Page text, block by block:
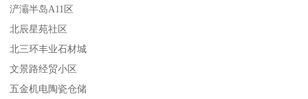
浐灞半岛A11区
北辰星苑社区
北三环丰业石材城
文景路经贸小区
五金机电陶瓷仓储